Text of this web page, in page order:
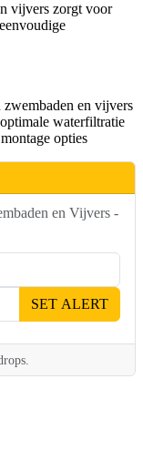
vijvers zorgt voor
zwembaden en vijvers
waterfiltratie
opties
en Vijvers -
SET ALERT